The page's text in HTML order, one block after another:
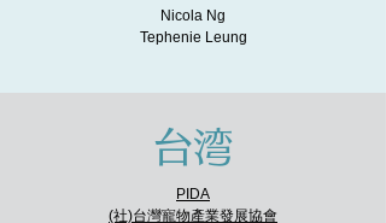
Nicola Ng
Tephenie Leung
台湾
PIDA
(社)台灣寵物產業發展協會